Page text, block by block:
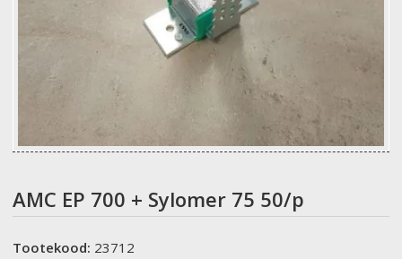
AMC EP 700 + Sylomer 75 50/p
Tootekood: 23712